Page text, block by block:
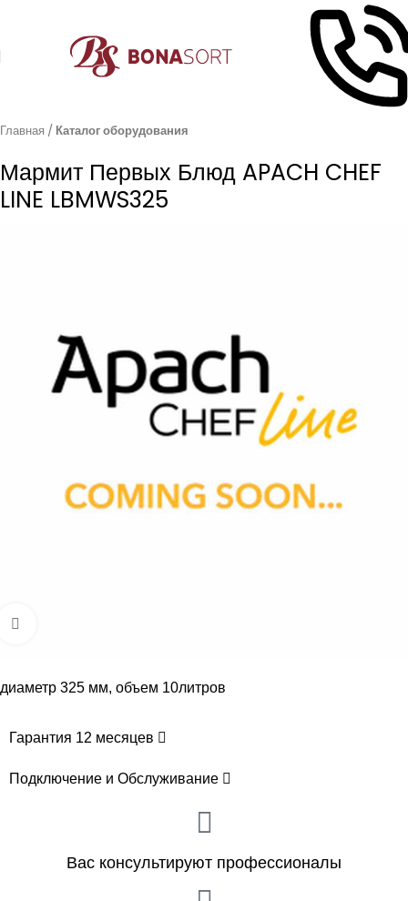
Главная Каталог оборудования
Мармит Первых Блюд APACH CHEF
LINE LBMWS325
диаметр 325 мм, объем 10литров
Гарантия 12 месяцев
Подключение и Обслуживание
Вас консультируют профессионалы